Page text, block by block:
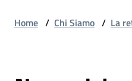
Romagna
Home / Chi Siamo / La